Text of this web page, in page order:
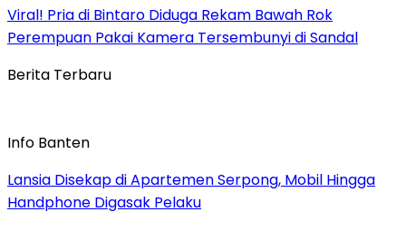
Viral! Pria di Bintaro Diduga Rekam Bawah Rok
Perempuan Pakai Kamera Tersembunyi di Sandal
Berita Terbaru
Info Banten
Lansia Disekap di Apartemen Serpong, Mobil Hingga
Handphone Digasak Pelaku